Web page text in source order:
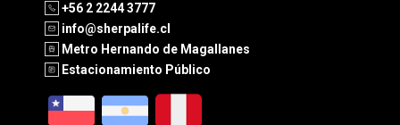
+56 2 2244 3777
info@sherpalife.cl
Metro Hernando de Magallanes
Estacionamiento Público